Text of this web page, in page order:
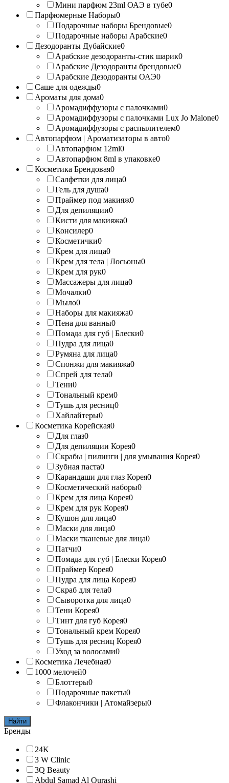
Мини парфюм 23ml ОАЭ в тубе0
Парфюмерные Наборы0
Подарочные наборы Брендовые0
Подарочные наборы Арабские0
Дезодоранты Дубайские0
Арабские дезодоранты-стик шарик0
Арабские Дезодоранты брендовые0
Арабские Дезодоранты ОАЭ0
Саше для одежды0
Ароматы для дома0
Аромадиффузоры с палочками0
Аромадиффузоры с палочками Lux Jo Malone0
Аромадиффузоры с распылителем0
Автопарфюм | Ароматизаторы в авто0
Автопарфюм 12ml0
Автопарфюм 8ml в упаковке0
Косметика Брендовая0
Салфетки для лица0
Гель для душа0
Праймер под макияж0
Для депиляции0
Кисти для макияжа0
Консилер0
Косметички0
Крем для лица0
Крем для тела | Лосьоны0
Крем для рук0
Массажеры для лица0
Мочалки0
Мыло0
Наборы для макияжа0
Пена для ванны0
Помада для губ | Блески0
Пудра для лица0
Румяна для лица0
Спонжи для макияжа0
Спрей для тела0
Тени0
Тональный крем0
Тушь для ресниц0
Хайлайтеры0
Косметика Корейская0
Для глаз0
Для депиляции Корея0
Скрабы | пилинги | для умывания Корея0
Зубная паста0
Карандаши для глаз Корея0
Косметический наборы0
Крем для лица Корея0
Крем для рук Корея0
Кушон для лица0
Маски для лица0
Маски тканевые для лица0
Патчи0
Помада для губ | Блески Корея0
Праймер Корея0
Пудра для лица Корея0
Скраб для тела0
Сыворотка для лица0
Тени Корея0
Тинт для губ Корея0
Тональный крем Корея0
Тушь для ресниц Корея0
Уход за волосами0
Косметика Лечебная0
1000 мелочей0
Блоттеры0
Подарочные пакеты0
Флакончики | Атомайзеры0
Найти
Бренды
24K
3 W Clinic
3Q Beauty
Abdul Samad Al Qurashi